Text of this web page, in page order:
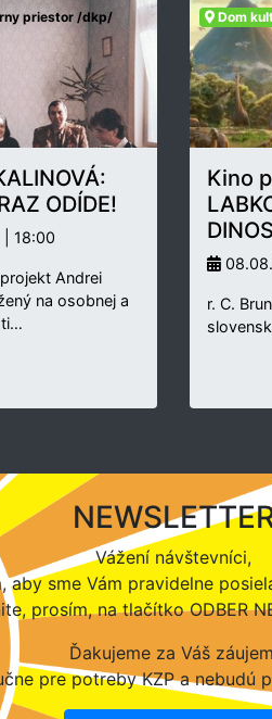
priestor /dkp/
ODÍDE!
| 18:00
Andrei
na osobnej a
Dom
Kino
r. C.
Vážení návštevníci,
aby sme Vám pravidelne
prosím, na tlačítko ODBER
Ďakujeme za Váš
pre potreby KZP a nebudú